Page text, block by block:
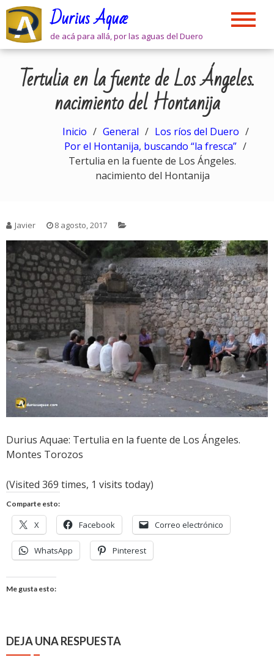
Skip
content
Durius Aquæ
de acá para allá, por las aguas del Duero
Tertulia en la fuente de Los Ángeles.
nacimiento del Hontanija
Inicio General
Los ríos del Duero
Por el Hontanija, buscando “la fresca”
Tertulia en la fuente de Los Ángeles.
nacimiento del Hontanija
Javier 8 agosto, 2017
Durius Aquae: Tertulia en la fuente de Los Ángeles.
Montes Torozos
(Visited 369 times, 1 visits today)
Comparte esto:
X Facebook Correo electrónico
WhatsApp Pinterest
Me gusta esto:
DEJA UNA RESPUESTA